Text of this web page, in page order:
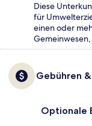
Diese
für
einen oder
Gebühren
Optionale